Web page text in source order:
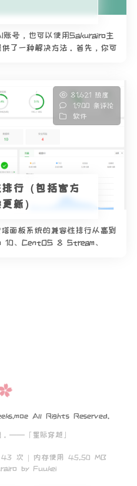
账号，也可以使用Sakurairo主
了一种解决方法。首先，你可
81,621 热度
1,900 条评论
软件
行（包括官方
新）
面板系统的兼容性排行从高到
10、CentOS 8 Stream、
All Rights Reserved.
。——「星际穿越」
次 | 内存使用 45.50 MB
by Fuukei